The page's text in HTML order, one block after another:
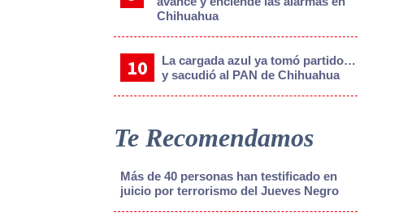
Chihuahua
La cargada azul ya tomó partido…
y sacudió al PAN de Chihuahua
Te Recomendamos
Más de 40 personas han testificado en
juicio por terrorismo del Jueves Negro